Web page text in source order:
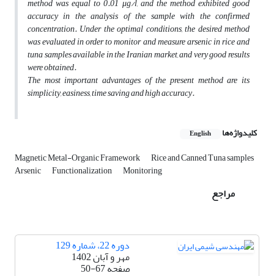
method was equal to 0.01 μg/l, and the method exhibited good
accuracy in the analysis of the sample with the confirmed
concentration.Under the optimal conditions, the desired method
was evaluated in order to monitor and measure arsenic in rice and
tuna samples available in the Iranian market, and very good results
were obtained.
The most important advantages of the present method are its
simplicity, easiness, time saving and high accuracy.
کلیدواژه‌ها English
Magnetic Metal-Organic Framework Rice and Canned Tuna samples
Arsenic Functionalization Monitoring
مراجع
دوره 22، شماره 129
مهر و آبان 1402
صفحه50-67